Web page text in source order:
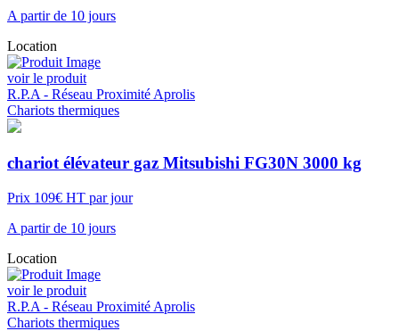
A partir de 10 jours
Location
voir le produit
R.P.A - Réseau Proximité Aprolis
Chariots thermiques
chariot élévateur gaz Mitsubishi FG30N 3000 kg
Prix 109€ HT par jour
A partir de 10 jours
Location
voir le produit
R.P.A - Réseau Proximité Aprolis
Chariots thermiques